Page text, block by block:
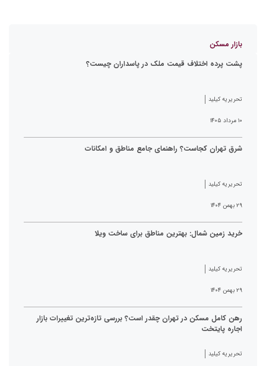
بازار مسکن
پشت پرده اختلاف قیمت ملک در پاسداران چیست؟
تحریریه کیلید
۱۰ مرداد ۱۴۰۵
شرق تهران کجاست؟ راهنمای جامع مناطق و امکانات
تحریریه کیلید
۲۹ بهمن ۱۴۰۴
خرید زمین شمال: بهترین مناطق برای ساخت ویلا
تحریریه کیلید
۲۹ بهمن ۱۴۰۴
رهن کامل مسکن در تهران چقدر است؟ بررسی تازه‌ترین تغییرات بازار
اجاره پایتخت
تحریریه کیلید